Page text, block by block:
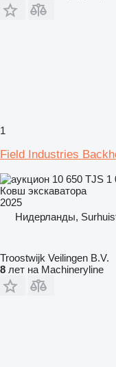
1
Field Industries
10 650 TJS 1
Ковш экскаватора
2025
Нидерланды,
Troostwijk Veilingen B.V.
8 лет на Machineryline